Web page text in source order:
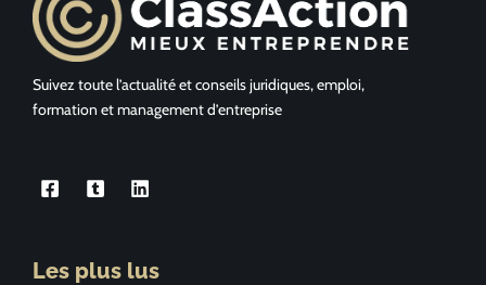
Suivez toute l’actualité et conseils juridiques, emploi,
formation et management d’entreprise
Les plus lus